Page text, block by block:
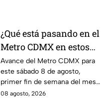
¿Qué está pasando en el
Metro CDMX en estos
momentos?
Avance del Metro CDMX para
este sábado 8 de agosto,
primer fin de semana del mes.
Retraso o cierre de estaciones
08 agosto, 2026